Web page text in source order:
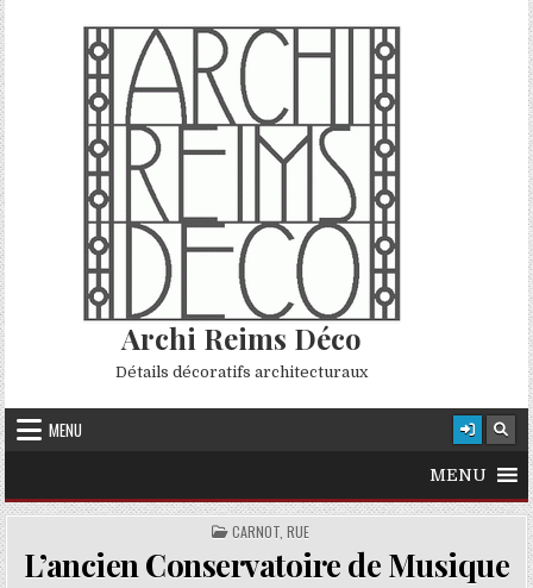
Skip to content
Archi Reims Déco
Détails décoratifs architecturaux
MENU
MENU
POSTED IN
CARNOT, RUE
L’ancien Conservatoire de Musique